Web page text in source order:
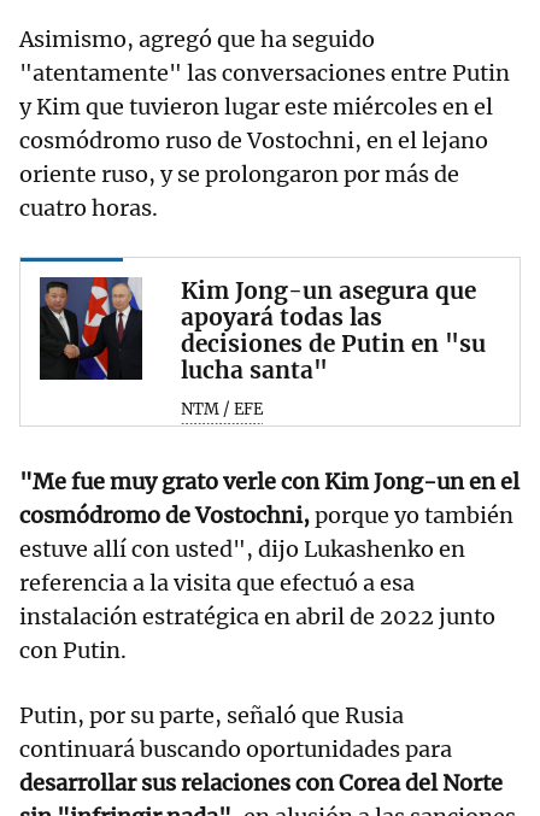
Asimismo, agregó que ha seguido
"atentamente" las conversaciones entre Putin
y Kim que tuvieron lugar este miércoles en el
cosmódromo ruso de Vostochni, en el lejano
oriente ruso, y se prolongaron por más de
cuatro horas.
Kim Jong-un asegura que
apoyará todas las
decisiones de Putin en "su
lucha santa"
NTM / EFE
"Me fue muy grato verle con Kim Jong-un en el
cosmódromo de Vostochni,porque yo también
estuve allí con usted", dijo Lukashenko en
referencia a la visita que efectuó a esa
instalación estratégica en abril de 2022 junto
con Putin.
Putin, por su parte, señaló que Rusia
continuará buscando oportunidades para
desarrollar sus relaciones con Corea del Norte